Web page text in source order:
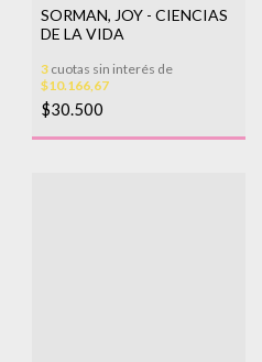
SORMAN, JOY - CIENCIAS
DE LA VIDA
3 cuotas sin interés de
$10.166,67
$30.500